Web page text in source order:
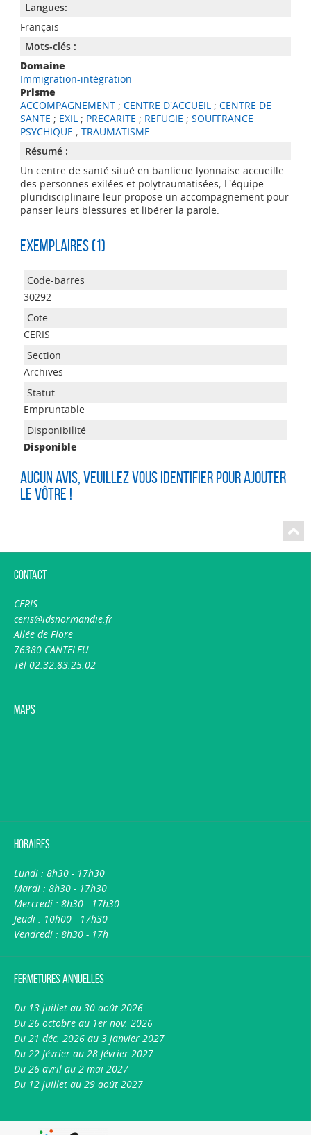
Langues:
Français
Mots-clés :
Domaine
Immigration-intégration
Prisme
ACCOMPAGNEMENT; CENTRE D'ACCUEIL; CENTRE DE
SANTE ; EXIL; PRECARITE ; REFUGIE ; SOUFFRANCE
PSYCHIQUE ; TRAUMATISME
Résumé :
Un centre de santé situé en banlieue lyonnaise accueille
des personnes exilées et polytraumatisées; L'équipe
pluridisciplinaire leur propose un accompagnement pour
panser leurs blessures et libérer la parole.
Exemplaires (1)
30292
CERIS
Archives
Empruntable
Disponible
Aucun avis, veuillez vous identifier pour ajouter
le vôtre !
Contact
CERIS
ceris@idsnormandie.fr
Allée de Flore
76380 CANTELEU
Tél 02.32.83.25.02
Maps
Horaires
Lundi : 8h30 - 17h30
Mardi : 8h30 - 17h30
Mercredi : 8h30 - 17h30
Jeudi : 10h00 - 17h30
Vendredi : 8h30 - 17h
Fermetures annuelles
Du 13 juillet au 30 août 2026
Du 26 octobre au 1er nov. 2026
Du 21 déc. 2026 au 3 janvier 2027
Du 22 février au 28 février 2027
Du 26 avril au 2 mai 2027
Du 12 juillet au 29 août 2027